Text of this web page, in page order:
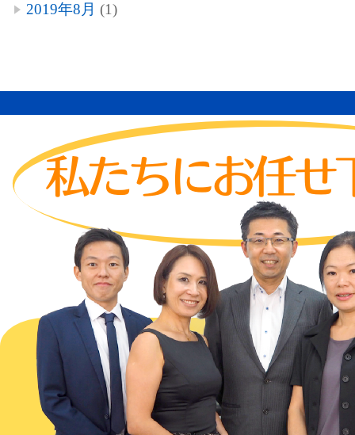
2019年8月 (1)